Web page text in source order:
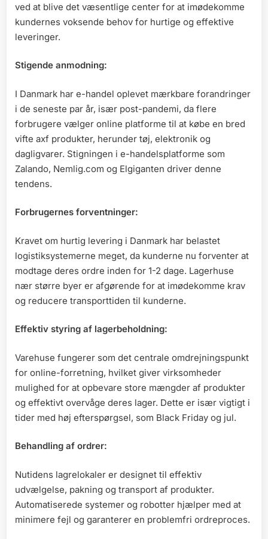
ved at blive det væsentlige center for at imødekomme
kundernes voksende behov for hurtige og effektive
leveringer.
Stigende anmodning:
I Danmark har e-handel oplevet mærkbare forandringer
i de seneste par år, især post-pandemi, da flere
forbrugere vælger online platforme til at købe en bred
vifte axf produkter, herunder tøj, elektronik og
dagligvarer. Stigningen i e-handelsplatforme som
Zalando, Nemlig.com og Elgiganten driver denne
tendens.
Forbrugernes forventninger:
Kravet om hurtig levering i Danmark har belastet
logistiksystemerne meget, da kunderne nu forventer at
modtage deres ordre inden for 1-2 dage. Lagerhuse
nær større byer er afgørende for at imødekomme krav
og reducere transporttiden til kunderne.
Effektiv styring af lagerbeholdning:
Varehuse fungerer som det centrale omdrejningspunkt
for online-forretning, hvilket giver virksomheder
mulighed for at opbevare store mængder af produkter
og effektivt overvåge deres lager. Dette er især vigtigt i
tider med høj efterspørgsel, som Black Friday og jul.
Behandling af ordrer:
Nutidens lagrelokaler er designet til effektiv
udvælgelse, pakning og transport af produkter.
Automatiserede systemer og robotter hjælper med at
minimere fejl og garanterer en problemfri ordreproces.